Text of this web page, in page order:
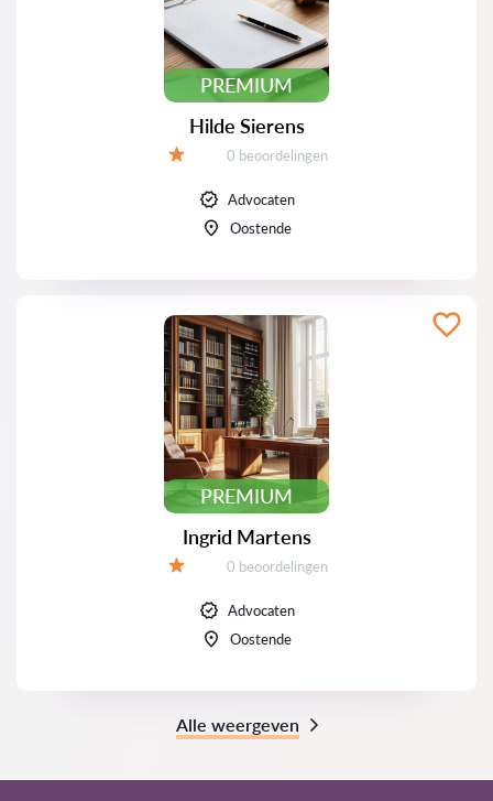
PREMIUM
Hilde Sierens
Beoordelingen:
0 beoordelingen
Advocaten
Oostende
PREMIUM
Ingrid Martens
Beoordelingen:
0 beoordelingen
Advocaten
Oostende
Alle weergeven